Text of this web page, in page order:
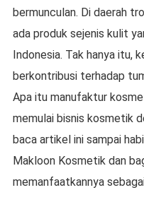
bermunculan. Di daerah
ada produk sejenis kulit
Indonesia. Tak hanya itu,
berkontribusi terhadap
Apa itu manufaktur
memulai bisnis kosmetik
baca artikel ini sampai
Makloon Kosmetik dan
memanfaatkannya